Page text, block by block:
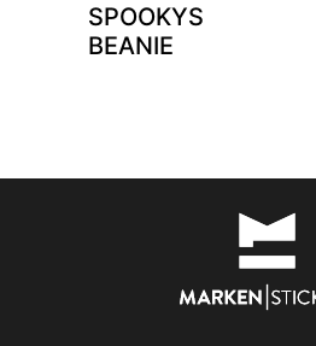
SPOOKYS
BEANIE